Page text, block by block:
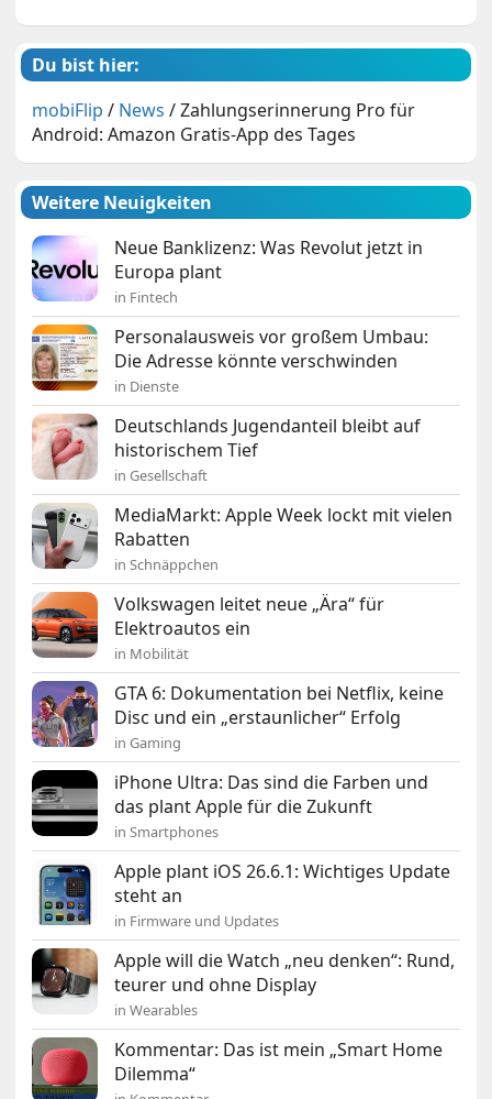
Du bist hier:
mobiFlip / News /Zahlungserinnerung Pro für
Android: Amazon Gratis-App des Tages
Weitere Neuigkeiten
Neue Banklizenz: Was Revolut jetzt in
Europa plant
in Fintech
Personalausweis vor großem Umbau:
Die Adresse könnte verschwinden
in Dienste
Deutschlands Jugendanteil bleibt auf
historischem Tief
in Gesellschaft
MediaMarkt: Apple Week lockt mit vielen
Rabatten
in Schnäppchen
Volkswagen leitet neue „Ära“ für
Elektroautos ein
in Mobilität
GTA 6: Dokumentation bei Netflix, keine
Disc und ein „erstaunlicher“ Erfolg
in Gaming
iPhone Ultra: Das sind die Farben und
das plant Apple für die Zukunft
in Smartphones
Apple plant iOS 26.6.1: Wichtiges Update
steht an
in Firmware und Updates
Apple will die Watch „neu denken“: Rund,
teurer und ohne Display
in Wearables
Kommentar: Das ist mein „Smart Home
Dilemma“